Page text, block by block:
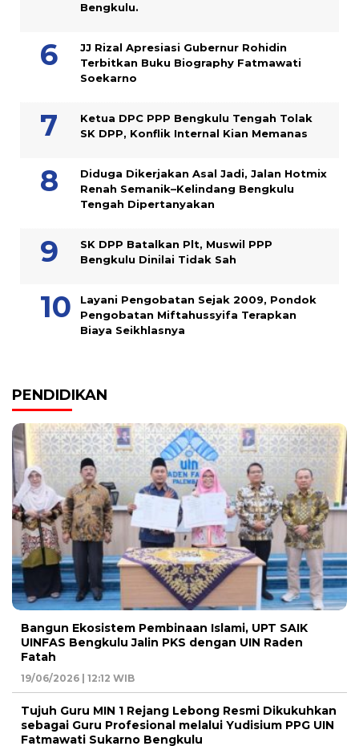
Bengkulu.
JJ Rizal Apresiasi Gubernur Rohidin
Terbitkan Buku Biography Fatmawati
Soekarno
Ketua DPC PPP Bengkulu Tengah Tolak
SK DPP, Konflik Internal Kian Memanas
Diduga Dikerjakan Asal Jadi, Jalan Hotmix
Renah Semanik–Kelindang Bengkulu
Tengah Dipertanyakan
SK DPP Batalkan Plt, Muswil PPP
Bengkulu Dinilai Tidak Sah
Layani Pengobatan Sejak 2009, Pondok
Pengobatan Miftahussyifa Terapkan
Biaya Seikhlasnya
PENDIDIKAN
Bangun Ekosistem Pembinaan Islami, UPT SAIK
UINFAS Bengkulu Jalin PKS dengan UIN Raden
Fatah
19/06/2026 | 12:12 WIB
Tujuh Guru MIN 1 Rejang Lebong Resmi Dikukuhkan
sebagai Guru Profesional melalui Yudisium PPG UIN
Fatmawati Sukarno Bengkulu